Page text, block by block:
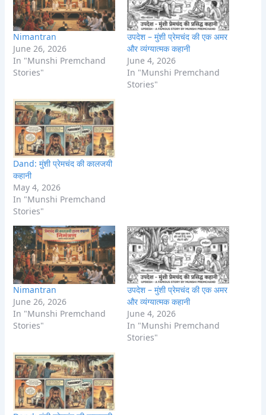
Nimantran
June 26, 2026
In "Munshi Premchand
Stories"
उपदेश – मुंशी प्रेमचंद की एक अमर
और व्यंग्यात्मक कहानी
June 4, 2026
In "Munshi Premchand
Stories"
Dand: मुंशी प्रेमचंद की कालजयी
कहानी
May 4, 2026
In "Munshi Premchand
Stories"
Nimantran
June 26, 2026
In "Munshi Premchand
Stories"
उपदेश – मुंशी प्रेमचंद की एक अमर
और व्यंग्यात्मक कहानी
June 4, 2026
In "Munshi Premchand
Stories"